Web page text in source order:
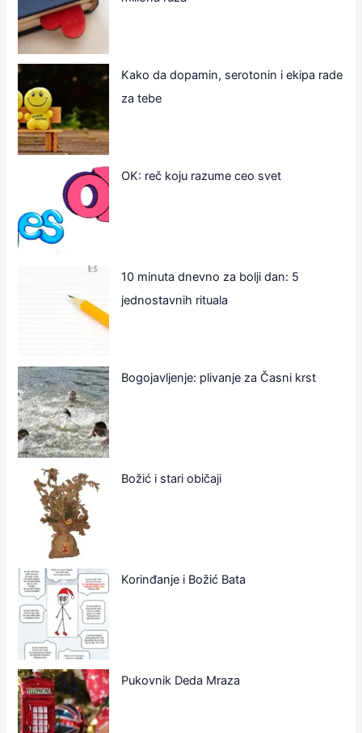
Kako da dopamin, serotonin i ekipa rade
za tebe
OK: reč koju razume ceo svet
10 minuta dnevno za bolji dan: 5
jednostavnih rituala
Bogojavljenje: plivanje za Časni krst
Božić i stari običaji
Korinđanje i Božić Bata
Pukovnik Deda Mraza